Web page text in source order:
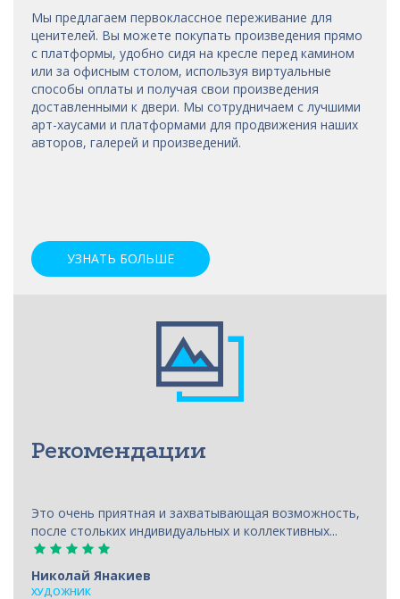
Мы предлагаем первоклассное переживание для
ценителей. Вы можете покупать произведения прямо
с платформы, удобно сидя на кресле перед камином
или за офисным столом, используя виртуальные
способы оплаты и получая свои произведения
доставленными к двери. Мы сотрудничаем с лучшими
арт-хаусами и платформами для продвижения наших
авторов, галерей и произведений.
УЗНАТЬ БОЛЬШЕ
Рекомендации
Это очень приятная и захватывающая возможность,
после стольких индивидуальных и коллективных...
Николай Янакиев
ХУДОЖНИК